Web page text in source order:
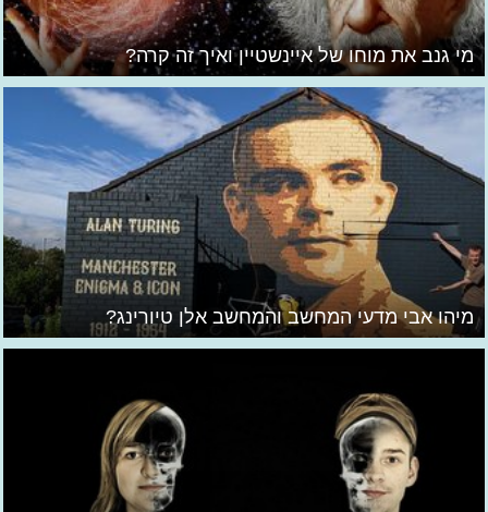
מי גנב את מוחו של איינשטיין ואיך זה קרה?
מיהו אבי מדעי המחשב והמחשב אלן טיורינג?